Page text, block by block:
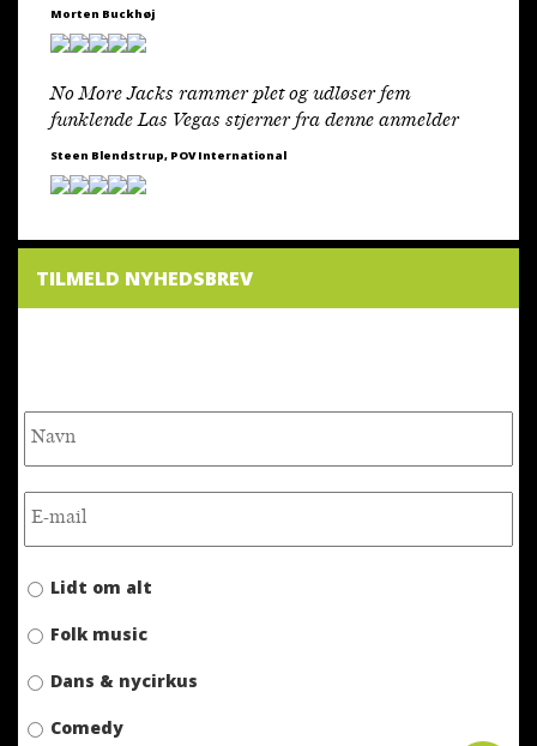
Morten Buckhøj
No More Jacks rammer plet og udløser fem
funklende Las Vegas stjerner fra denne anmelder
Steen Blendstrup, POV International
TILMELD NYHEDSBREV
Lidt om alt
Folk music
Dans & nycirkus
Comedy